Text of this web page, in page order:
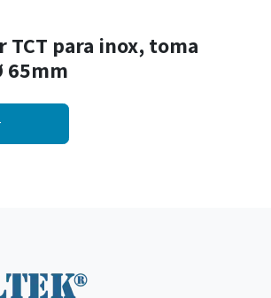
TCT para inox, toma
65mm